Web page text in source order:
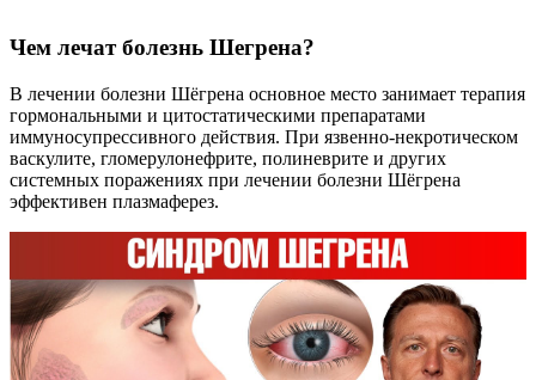
Чем лечат болезнь Шегрена?
В лечении болезни Шёгрена основное место занимает терапия
гормональными и цитостатическими препаратами
иммуносупрессивного действия. При язвенно-некротическом
васкулите, гломерулонефрите, полиневрите и других
системных поражениях при лечении болезни Шёгрена
эффективен плазмаферез.